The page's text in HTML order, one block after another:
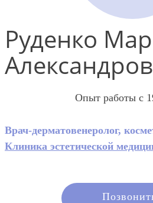
Руденко
Опыт работы с
Врач-дерматовенеролог,
Клиника эстетической